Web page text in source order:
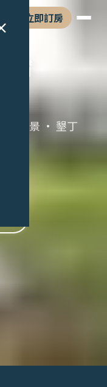
立即訂房
· 貓鼻頭
宿
原海景 · 墾丁